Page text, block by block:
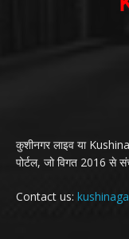
कुशीनगर लाइव या
पोर्टल, जो विगत 2016 से
Contact us: